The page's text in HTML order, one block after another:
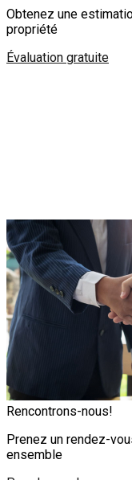
Obtenez une
propriété
Évaluation gratuite
Rencontrons-nous!
Prenez un rendez-
ensemble